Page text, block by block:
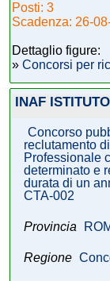
Posti: 3
Scadenza: 26-
Dettaglio figure:
» Concorsi per
INAF
Concorso
reclutamento
Professionale
determinato e
durata di un
CTA-002
Provincia
Regione